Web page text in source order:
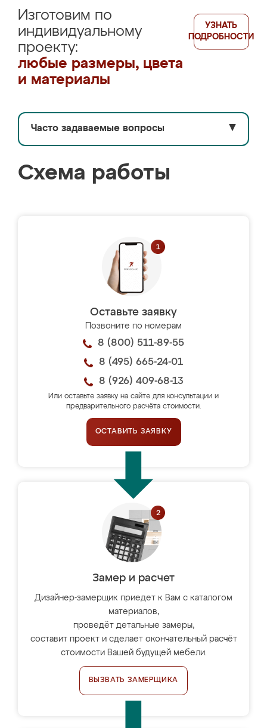
Изготовим по
индивидуальному
проекту:
любые размеры, цвета
и материалы
УЗНАТЬ
ПОДРОБНОСТИ
Часто задаваемые вопросы ▼
Схема работы
Оставьте заявку
Позвоните по номерам
8 (800) 511-89-55
8 (495) 665-24-01
8 (926) 409-68-13
Или оставьте заявку на сайте для консультации и
предварительного расчёта стоимости.
ОСТАВИТЬ ЗАЯВКУ
Замер и расчет
Дизайнер-замерщик приедет к Вам с каталогом
материалов,
проведёт детальные замеры,
составит проект и сделает окончательный расчёт
стоимости Вашей будущей мебели.
ВЫЗВАТЬ ЗАМЕРЩИКА